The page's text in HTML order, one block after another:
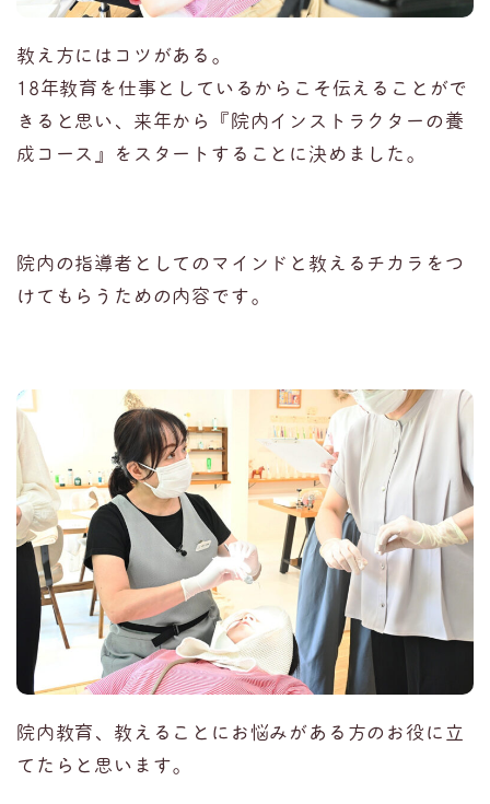
教え方にはコツがある。
18年教育を仕事としているからこそ伝えることがで
きると思い、来年から『院内インストラクターの養
成コース』をスタートすることに決めました。
院内の指導者としてのマインドと教えるチカラをつ
けてもらうための内容です。
院内教育、教えることにお悩みがある方のお役に立
てたらと思います。